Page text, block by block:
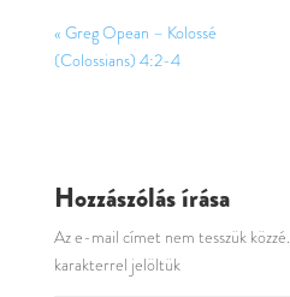
« Greg Opean – Kolossé
(Colossians) 4:2-4
Hozzászólás írása
Az e-mail címet nem tesszük közzé.
karakterrel jelöltük